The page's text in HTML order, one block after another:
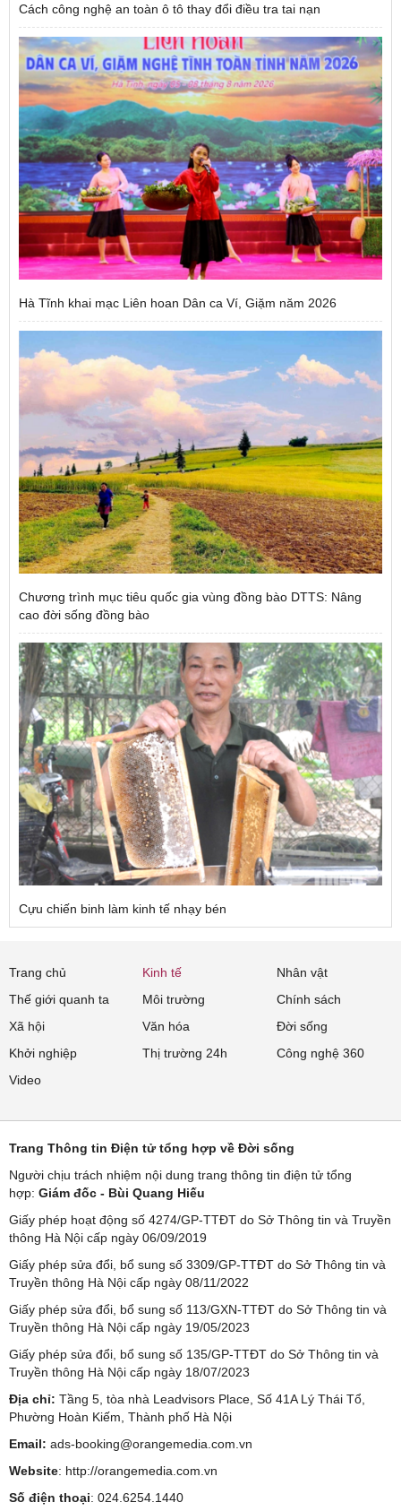
Cách công nghệ an toàn ô tô thay đổi điều tra tai nạn
Hà Tĩnh khai mạc Liên hoan Dân ca Ví, Giặm năm 2026
Chương trình mục tiêu quốc gia vùng đồng bào DTTS: Nâng
cao đời sống đồng bào
Cựu chiến binh làm kinh tế nhạy bén
Trang chủ Kinh tế
Nhân vật
Thế giới quanh ta
Môi trường
Chính sách
Xã hội
Văn hóa
Đời sống
Khởi nghiệp
Thị trường 24h
Công nghệ 360
Video
Trang Thông tin Điện tử tổng hợp về Đời sống
Người chịu trách nhiệm nội dung trang thông tin điện tử tổng
hợp: Giám đốc - Bùi Quang Hiếu
Giấy phép hoạt động số 4274/GP-TTĐT do Sở Thông tin và Truyền
thông Hà Nội cấp ngày 06/09/2019
Giấy phép sửa đổi, bổ sung số 3309/GP-TTĐT do Sở Thông tin và
Truyền thông Hà Nội cấp ngày 08/11/2022
Giấy phép sửa đổi, bổ sung số 113/GXN-TTĐT do Sở Thông tin và
Truyền thông Hà Nội cấp ngày 19/05/2023
Giấy phép sửa đổi, bổ sung số 135/GP-TTĐT do Sở Thông tin và
Truyền thông Hà Nội cấp ngày 18/07/2023
Địa chỉ: Tầng 5, tòa nhà Leadvisors Place, Số 41A Lý Thái Tổ,
Phường Hoàn Kiếm, Thành phố Hà Nội
Email: ads-booking@orangemedia.com.vn
Website: http://orangemedia.com.vn
Số điện thoại: 024.6254.1440